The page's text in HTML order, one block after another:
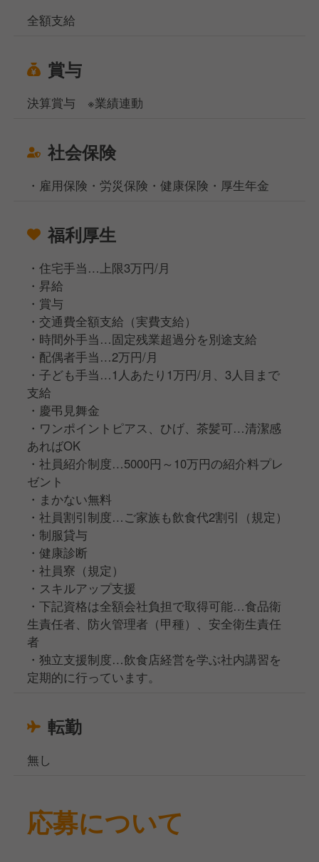
全額支給
賞与
決算賞与 ※業績連動
社会保険
・雇用保険・労災保険・健康保険・厚生年金
福利厚生
・住宅手当…上限3万円/月
・昇給
・賞与
・交通費全額支給（実費支給）
・時間外手当…固定残業超過分を別途支給
・配偶者手当…2万円/月
・子ども手当…1人あたり1万円/月、3人目まで
支給
・慶弔見舞金
・ワンポイントピアス、ひげ、茶髪可…清潔感
あればOK
・社員紹介制度…5000円～10万円の紹介料プレ
ゼント
・まかない無料
・社員割引制度…ご家族も飲食代2割引（規定）
・制服貸与
・健康診断
・社員寮（規定）
・スキルアップ支援
・下記資格は全額会社負担で取得可能…食品衛
生責任者、防火管理者（甲種）、安全衛生責任
者
・独立支援制度…飲食店経営を学ぶ社内講習を
定期的に行っています。
転勤
無し
応募について